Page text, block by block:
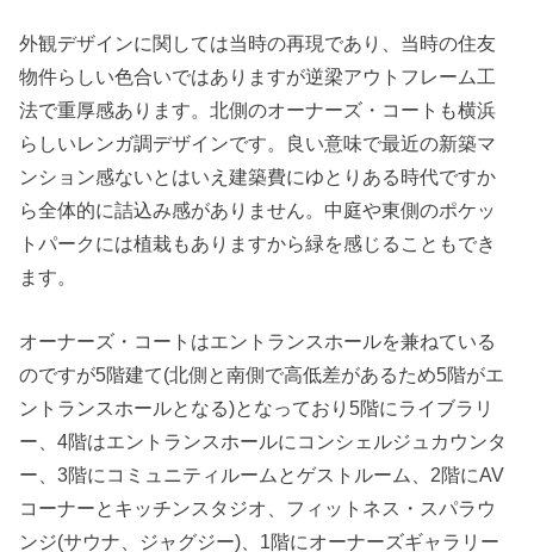
外観デザインに関しては当時の再現であり、当時の住友
物件らしい色合いではありますが逆梁アウトフレーム工
法で重厚感あります。北側のオーナーズ・コートも横浜
らしいレンガ調デザインです。良い意味で最近の新築マ
ンション感ないとはいえ建築費にゆとりある時代ですか
ら全体的に詰込み感がありません。中庭や東側のポケッ
トパークには植栽もありますから緑を感じることもでき
ます。
オーナーズ・コートはエントランスホールを兼ねている
のですが5階建て(北側と南側で高低差があるため5階がエ
ントランスホールとなる)となっており5階にライブラリ
ー、4階はエントランスホールにコンシェルジュカウンタ
ー、3階にコミュニティルームとゲストルーム、2階にAV
コーナーとキッチンスタジオ、フィットネス・スパラウ
ンジ(サウナ、ジャグジー)、1階にオーナーズギャラリー